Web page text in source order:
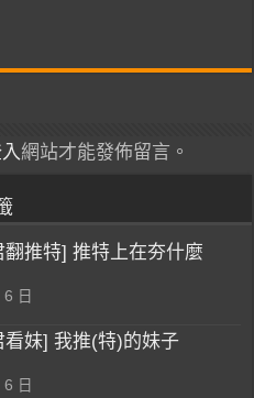
網站才能發佈留言。
推特] 推特上在夯什麼
日
看妹] 我推(特)的妹子
日